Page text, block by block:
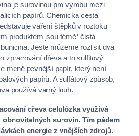
je surovinou pro výrobu mezi
papírů. Chemická cesta
vaření štěpků v roztoku
produktem jsou téměř čistá
Ještě můžeme rozlišit dva
zpracování dřeva a to sulfitový
méně pevnější papír, který není
papírů. A sulfátový způsob,
používá varný louh.
dřeva celulózka využívá
obnovitelných surovin. Tím pádem
energie z vnějších zdrojů.